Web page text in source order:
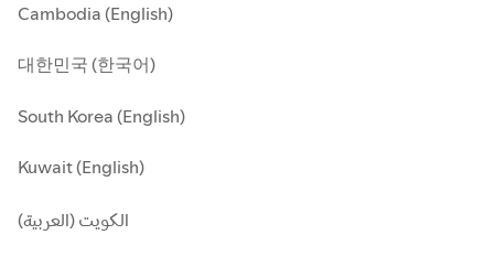
Cambodia (English)
대한민국 (한국어)
South Korea (English)
Kuwait (English)
الكويت (العربية)